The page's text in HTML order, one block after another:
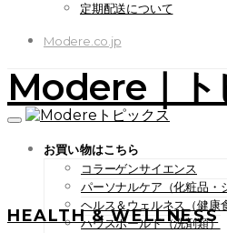
定期配送について
Modere.co.jp
Modere｜ト
お買い物はこちら
コラーゲンサイエンス
パーソナルケア（化粧品・
ヘルス＆ウェルネス（健康
ハウスホールド（洗剤類）
HEALTH & WELLNESS